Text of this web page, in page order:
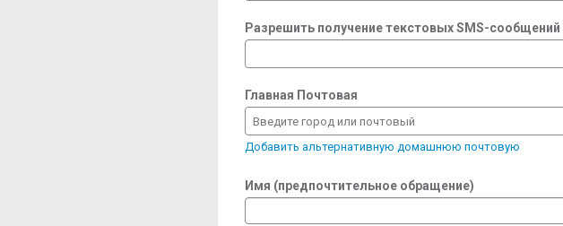
Разрешить получение текстовых SMS-
Главная Почтовая
Введите город или почтовый
Добавить альтернативную домашнюю почтовую
Имя (предпочтительное обращение)